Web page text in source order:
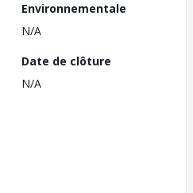
Environnementale
N/A
Date de clôture
N/A